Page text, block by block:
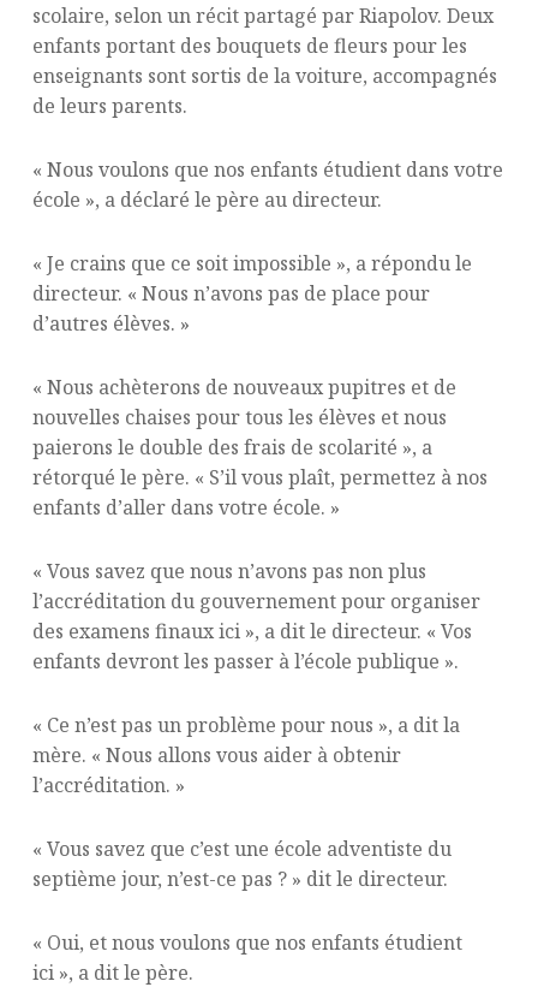
scolaire, selon un récit partagé par Riapolov. Deux
enfants portant des bouquets de fleurs pour les
enseignants sont sortis de la voiture, accompagnés
de leurs parents.
« Nous voulons que nos enfants étudient dans votre
école », a déclaré le père au directeur.
« Je crains que ce soit impossible », a répondu le
directeur. « Nous n’avons pas de place pour
d’autres élèves. »
« Nous achèterons de nouveaux pupitres et de
nouvelles chaises pour tous les élèves et nous
paierons le double des frais de scolarité », a
rétorqué le père. « S’il vous plaît, permettez à nos
enfants d’aller dans votre école. »
« Vous savez que nous n’avons pas non plus
l’accréditation du gouvernement pour organiser
des examens finaux ici », a dit le directeur. « Vos
enfants devront les passer à l’école publique ».
« Ce n’est pas un problème pour nous », a dit la
mère. « Nous allons vous aider à obtenir
l’accréditation. »
« Vous savez que c’est une école adventiste du
septième jour, n’est-ce pas ? » dit le directeur.
« Oui, et nous voulons que nos enfants étudient
ici », a dit le père.